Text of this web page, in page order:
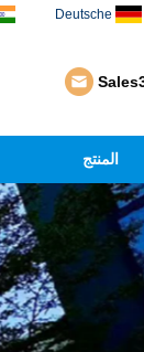
Deutsche
المنتج